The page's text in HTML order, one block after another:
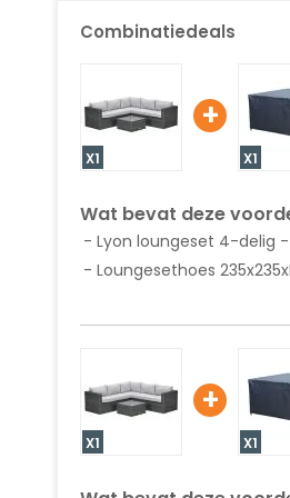
Combinatiedeals
X1
+
X1
Wat bevat deze
Lyon loungeset 4-delig -
Loungesethoes
X1
+
X1